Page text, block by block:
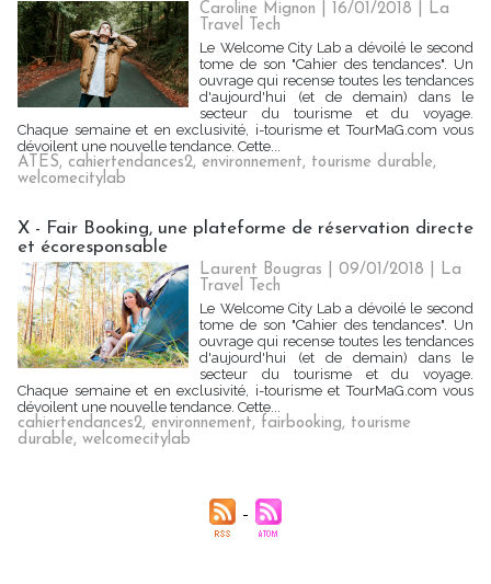
Caroline Mignon | 16/01/2018
La
Travel Tech
Le Welcome City Lab a dévoilé le second
tome de son "Cahier des tendances". Un
ouvrage qui recense toutes les tendances
d'aujourd'hui (et de demain) dans le
secteur du tourisme et du voyage.
Chaque semaine et en exclusivité, i-tourisme et TourMaG.com vous
dévoilent une nouvelle tendance. Cette...
ATES, cahiertendances2, environnement, tourisme durable,
welcomecitylab
X - Fair Booking, une plateforme de réservation directe
et écoresponsable
Laurent Bougras | 09/01/2018
La
Travel Tech
Le Welcome City Lab a dévoilé le second
tome de son "Cahier des tendances". Un
ouvrage qui recense toutes les tendances
d'aujourd'hui (et de demain) dans le
secteur du tourisme et du voyage.
Chaque semaine et en exclusivité, i-tourisme et TourMaG.com vous
dévoilent une nouvelle tendance. Cette...
cahiertendances2, environnement, fairbooking, tourisme
durable, welcomecitylab